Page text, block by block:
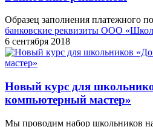
Образец заполнения платежного
банковские реквизиты ООО
6 сентября 2018
Новый курс для
компьютерный мастер»
Мы проводим набор школьников